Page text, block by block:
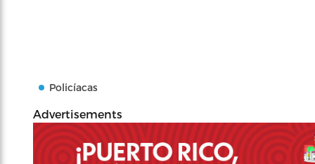
Policíacas
Advertisements